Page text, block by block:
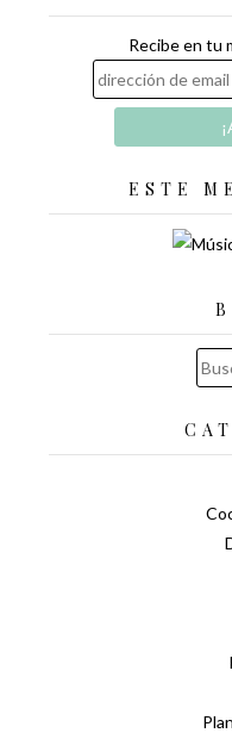
Recibe en tu
ESTE